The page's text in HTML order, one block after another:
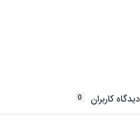
دیدگاه کاربران 0